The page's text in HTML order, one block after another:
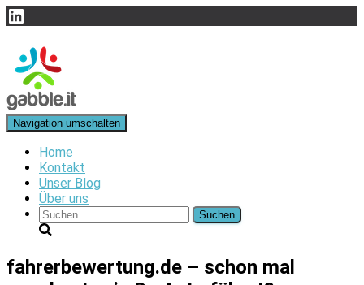
LinkedIn
Navigation umschalten
Home
Kontakt
Unser Blog
Über uns
Suchen
nach:
fahrerbewertung.de – schon mal